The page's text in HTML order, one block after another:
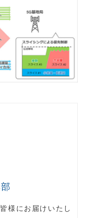
様にお届けいたし